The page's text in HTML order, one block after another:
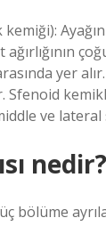
yer alır.
Sfenoid
ve
nedir?
üç bölüme